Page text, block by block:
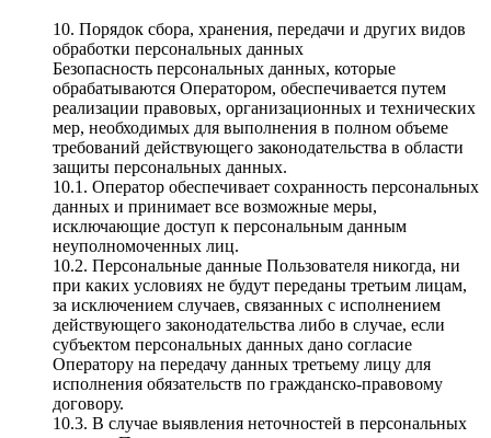
10. Порядок сбора, хранения, передачи и других видов
обработки персональных данных
Безопасность персональных данных, которые
обрабатываются Оператором, обеспечивается путем
реализации правовых, организационных и технических
мер, необходимых для выполнения в полном объеме
требований действующего законодательства в области
защиты персональных данных.
10.1. Оператор обеспечивает сохранность персональных
данных и принимает все возможные меры,
исключающие доступ к персональным данным
неуполномоченных лиц.
10.2. Персональные данные Пользователя никогда, ни
при каких условиях не будут переданы третьим лицам,
за исключением случаев, связанных с исполнением
действующего законодательства либо в случае, если
субъектом персональных данных дано согласие
Оператору на передачу данных третьему лицу для
исполнения обязательств по гражданско-правовому
договору.
10.3. В случае выявления неточностей в персональных